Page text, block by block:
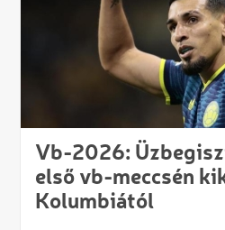
Vb-2026:
első vb-meccsén
Kolumbiától